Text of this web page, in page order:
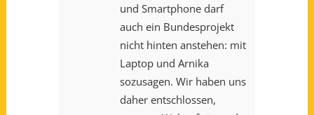
und Smartphone darf
auch ein Bundesprojekt
nicht hinten anstehen: mit
Laptop und Arnika
sozusagen. Wir haben uns
daher entschlossen,